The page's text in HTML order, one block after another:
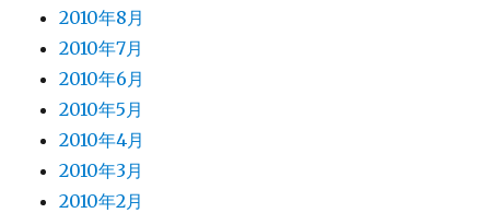
2010年8月
2010年7月
2010年6月
2010年5月
2010年4月
2010年3月
2010年2月